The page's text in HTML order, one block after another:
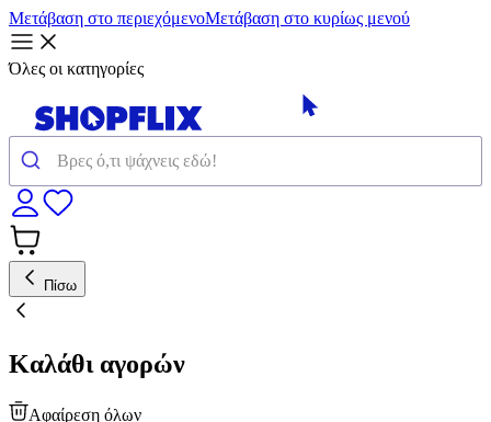
Μετάβαση στο περιεχόμενοΜετάβαση στο κυρίως μενού
Όλες οι κατηγορίες
Πίσω
Καλάθι αγορών
Αφαίρεση όλων